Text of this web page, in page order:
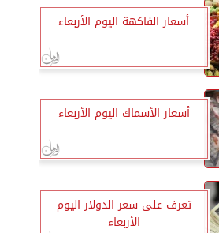
أسعار الفاكهة اليوم الأربعاء
أسعار الأسماك اليوم الأربعاء
تعرف على سعر الدولار اليوم
الأربعاء